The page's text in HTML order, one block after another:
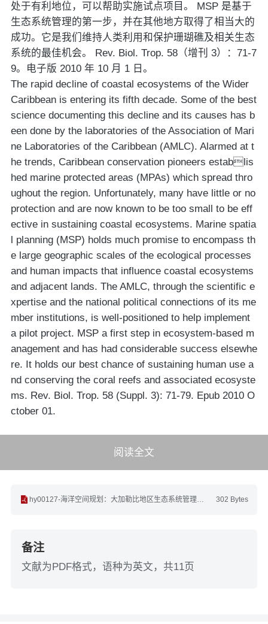
处于有利地位，可以帮助实施试点项目。 MSP 是基于
生态系统管理的第一步，并在其他地方取得了相当大的
成功。它是我们维持人类利用和保护珊瑚礁及相关生态
系统的最佳机会。 Rev. Biol. Trop. 58（增刊 3）：71-7
9。电子版 2010 年 10 月 1 日。
The rapid decline of coastal ecosystems of the Wider
Caribbean is entering its fifth decade. Some of the best
science documenting this decline and its causes has b
een done by the laboratories of the Association of Mari
ne Laboratories of the Caribbean (AMLC). Alarmed at t
he trends, Caribbean conservation pioneers establis
hed marine protected areas (MPAs) which spread thro
ughout the region. Unfortunately, many have little or no
protection and are now known to be too small to be eff
ective in sustaining coastal ecosystems. Marine spatia
l planning (MSP) holds much promise to encompass th
e large geographic scales of the ecological processes
and human impacts that influence coastal ecosystems
and adjacent lands. The AMLC, through the scientific e
xpertise and the national political connections of its me
mber institutions, is well-positioned to help implement
a pilot project. MSP a first step in ecosystem-based m
anagement and has had considerable success elsewhe
re. It holds our best chance of sustaining human use a
nd conserving the coral reefs and associated ecosyste
ms. Rev. Biol. Trop. 58 (Suppl. 3): 71-79. Epub 2010 O
ctober 01.
阅读全文
302 Bytes
hy00127-海洋空间规划：大加勒比地区生态系统管理的第一步(英文).pdf
备注
文献为PDF格式，语种为英文，共11页